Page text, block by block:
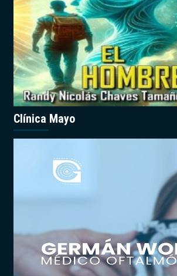
Clínica Mayo